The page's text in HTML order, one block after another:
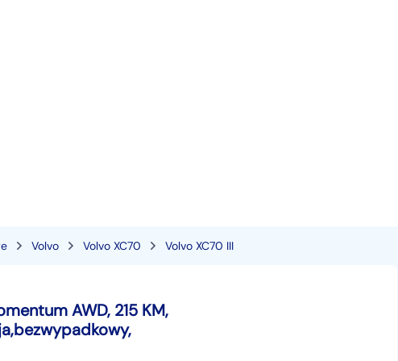
Volvo Volvo XC70 Volvo XC70 III
AWD, 215 KM,